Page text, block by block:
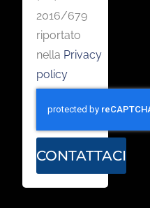
2016/679
riportato
nella Privacy
policy
CONTATTACI